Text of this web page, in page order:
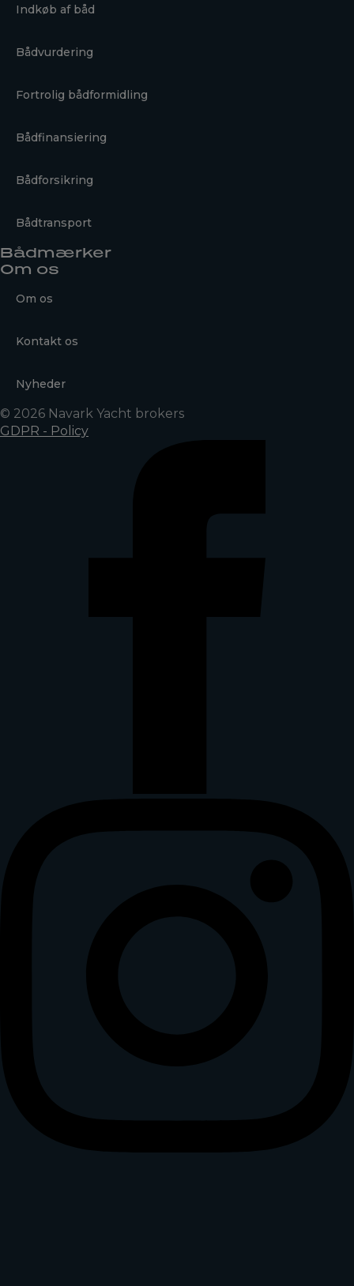
Indkøb af båd
Bådvurdering
Fortrolig bådformidling
Bådfinansiering
Bådforsikring
Bådtransport
Bådmærker
Om os
Om os
Kontakt os
Nyheder
© 2026 Navark Yacht brokers
GDPR - Policy